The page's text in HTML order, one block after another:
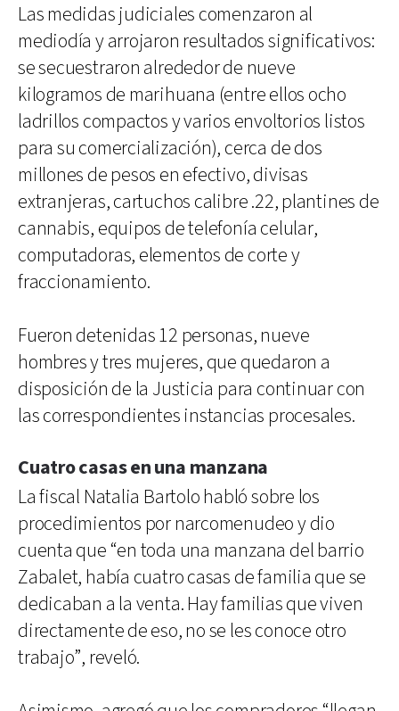
Las medidas judiciales comenzaron al
mediodía y arrojaron resultados significativos:
se secuestraron alrededor de nueve
kilogramos de marihuana (entre ellos ocho
ladrillos compactos y varios envoltorios listos
para su comercialización), cerca de dos
millones de pesos en efectivo, divisas
extranjeras, cartuchos calibre .22, plantines de
cannabis, equipos de telefonía celular,
computadoras, elementos de corte y
fraccionamiento.
Fueron detenidas 12 personas, nueve
hombres y tres mujeres, que quedaron a
disposición de la Justicia para continuar con
las correspondientes instancias procesales.
Cuatro casas en una manzana
La fiscal Natalia Bartolo habló sobre los
procedimientos por narcomenudeo y dio
cuenta que “en toda una manzana del barrio
Zabalet, había cuatro casas de familia que se
dedicaban a la venta. Hay familias que viven
directamente de eso, no se les conoce otro
trabajo”, reveló.